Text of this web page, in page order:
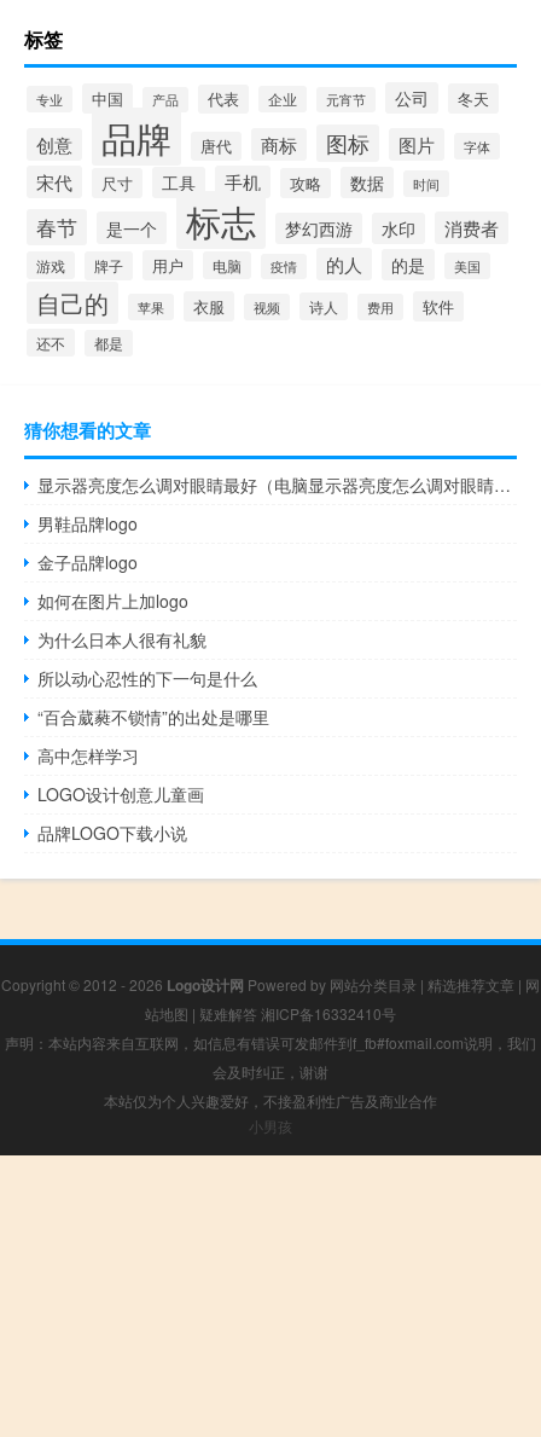
标签
专业 中国 产品 代表 企业 元宵节 公司 冬天
创意 品牌 唐代 商标 图标 图片 字体
宋代 尺寸 工具 手机 攻略 数据 时间
春节 是一个 标志 梦幻西游 水印 消费者
游戏 牌子 用户 电脑 疫情 的人 的是 美国
自己的 苹果 衣服 视频 诗人 费用 软件
还不 都是
猜你想看的文章
显示器亮度怎么调对眼睛最好（电脑显示器亮度怎么调对眼睛最好）
男鞋品牌logo
金子品牌logo
如何在图片上加logo
为什么日本人很有礼貌
所以动心忍性的下一句是什么
“百合葳蕤不锁情”的出处是哪里
高中怎样学习
LOGO设计创意儿童画
品牌LOGO下载小说
Copyright © 2012 - 2026 Logo设计网 Powered by 网站分类目录 | 精选推荐文章 | 网
站地图 | 疑难解答 湘ICP备16332410号
声明：本站内容来自互联网，如信息有错误可发邮件到f_fb#foxmail.com说明，我们
会及时纠正，谢谢
本站仅为个人兴趣爱好，不接盈利性广告及商业合作
小男孩